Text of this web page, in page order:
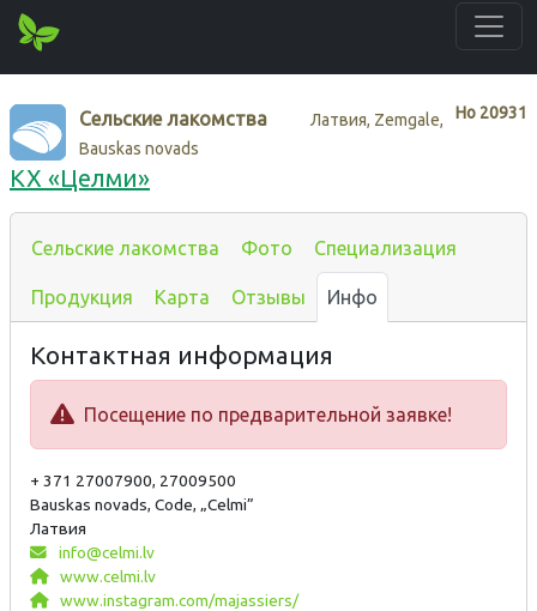
Нo 20931
Сельские лакомства
Латвия, Zemgale,
Bauskas novads
КХ «Целми»
Сельские лакомства Фото Специализация
Продукция Карта Отзывы Инфо
Контактная информация
Посещение по предварительной заявке!
+ 371 27007900, 27009500
Bauskas novads, Code, „Celmi”
Латвия
info@celmi.lv
www.celmi.lv
www.instagram.com/majassiers/